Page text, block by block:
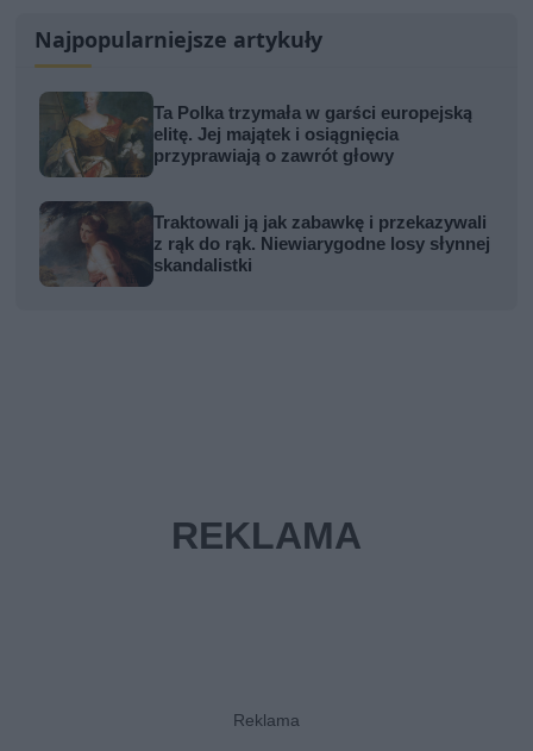
Najpopularniejsze artykuły
Ta Polka trzymała w garści europejską
elitę. Jej majątek i osiągnięcia
przyprawiają o zawrót głowy
Traktowali ją jak zabawkę i przekazywali
z rąk do rąk. Niewiarygodne losy słynnej
skandalistki